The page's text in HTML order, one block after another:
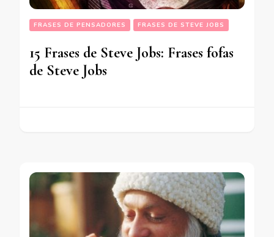
FRASES DE PENSADORES FRASES DE STEVE JOBS
15 Frases de Steve Jobs: Frases fofas
de Steve Jobs